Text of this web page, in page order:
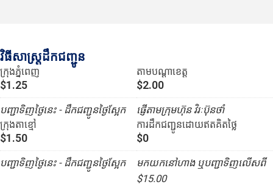
វិធីសាស្រ្តដឹកជញ្ជូន
ក្រុងភ្នំពេញ
$1.25
បញ្ជាទិញថ្ងៃនេះ - ដឹកជញ្ជូនថ្ងៃស្អែក
ក្រុងតាខ្មៅ
$1.50
បញ្ជាទិញថ្ងៃនេះ - ដឹកជញ្ជូនថ្ងៃស្អែក
តាមបណ្ដាខេត្ត
$2.00
ផ្ញើតាមក្រុមហ៊ុន វិរៈប៊ុនថាំ
ការដឹកជញ្ជូនដោយឥតគិតថ្លៃ
$0
មកយកនៅហាង ឬបញ្ជាទិញលើសពី
$15.00